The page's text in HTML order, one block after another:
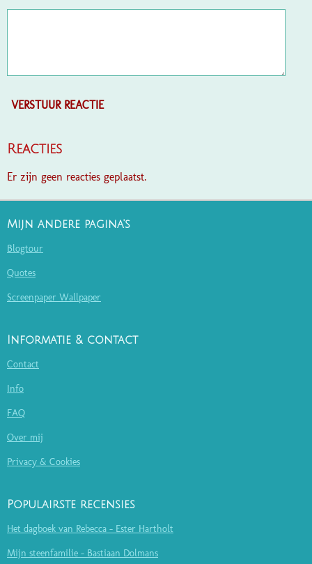
VERSTUUR REACTIE
Reacties
Er zijn geen reacties geplaatst.
Mijn andere pagina's
Blogtour
Quotes
Screenpaper Wallpaper
Informatie & contact
Contact
Info
FAQ
Over mij
Privacy & Cookies
Populairste recensies
Het dagboek van Rebecca - Ester Hartholt
Mijn steenfamilie - Bastiaan Dolmans